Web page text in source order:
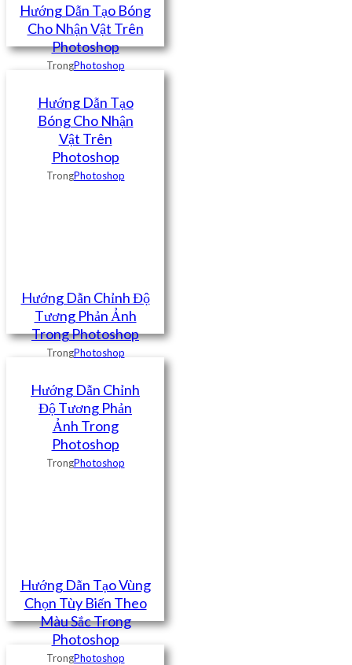
Hướng Dẫn Tạo Bóng
Cho Nhận Vật Trên
Photoshop
TrongPhotoshop
Hướng Dẫn Tạo
Bóng Cho Nhận
Vật Trên
Photoshop
TrongPhotoshop
Hướng Dẫn Chỉnh Độ
Tương Phản Ảnh
Trong Photoshop
TrongPhotoshop
Hướng Dẫn Chỉnh
Độ Tương Phản
Ảnh Trong
Photoshop
TrongPhotoshop
Hướng Dẫn Tạo Vùng
Chọn Tùy Biến Theo
Màu Sắc Trong
Photoshop
TrongPhotoshop